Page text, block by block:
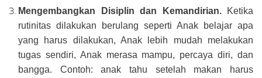
Mengembangkan Disiplin dan Kemandirian.
Ketika
rutinitas dilakukan berulang seperti Anak belajar apa
yang harus dilakukan, Anak lebih mudah melakukan
tugas sendiri, Anak merasa mampu, percaya diri, dan
bangga. Contoh: anak tahu setelah makan harus